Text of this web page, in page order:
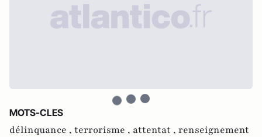
MOTS-CLES
délinquance , terrorisme , attentat , renseignement